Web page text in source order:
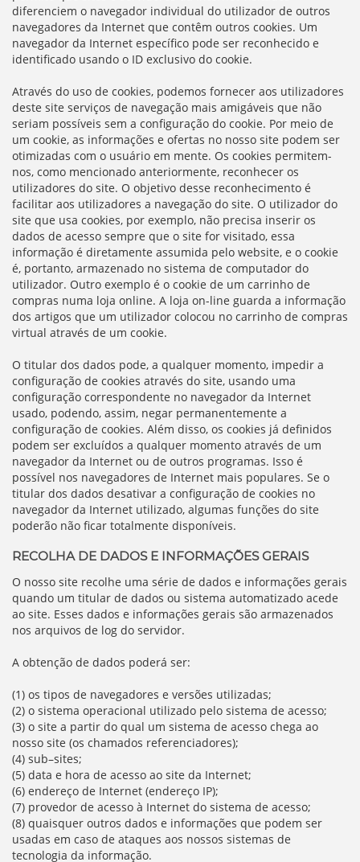
diferenciem o navegador individual do utilizador de outros
navegadores da Internet que contêm outros cookies. Um
navegador da Internet específico pode ser reconhecido e
identificado usando o ID exclusivo do cookie.
Através do uso de cookies, podemos fornecer aos utilizadores
deste site serviços de navegação mais amigáveis que não
seriam possíveis sem a configuração do cookie. Por meio de
um cookie, as informações e ofertas no nosso site podem ser
otimizadas com o usuário em mente. Os cookies permitem-
nos, como mencionado anteriormente, reconhecer os
utilizadores do site. O objetivo desse reconhecimento é
facilitar aos utilizadores a navegação do site. O utilizador do
site que usa cookies, por exemplo, não precisa inserir os
dados de acesso sempre que o site for visitado, essa
informação é diretamente assumida pelo website, e o cookie
é, portanto, armazenado no sistema de computador do
utilizador. Outro exemplo é o cookie de um carrinho de
compras numa loja online. A loja on-line guarda a informação
dos artigos que um utilizador colocou no carrinho de compras
virtual através de um cookie.
O titular dos dados pode, a qualquer momento, impedir a
configuração de cookies através do site, usando uma
configuração correspondente no navegador da Internet
usado, podendo, assim, negar permanentemente a
configuração de cookies. Além disso, os cookies já definidos
podem ser excluídos a qualquer momento através de um
navegador da Internet ou de outros programas. Isso é
possível nos navegadores de Internet mais populares. Se o
titular dos dados desativar a configuração de cookies no
navegador da Internet utilizado, algumas funções do site
poderão não ficar totalmente disponíveis.
RECOLHA DE DADOS E INFORMAÇÕES GERAIS
O nosso site recolhe uma série de dados e informações gerais
quando um titular de dados ou sistema automatizado acede
ao site. Esses dados e informações gerais são armazenados
nos arquivos de log do servidor.
A obtenção de dados poderá ser:
(1) os tipos de navegadores e versões utilizadas;
(2) o sistema operacional utilizado pelo sistema de acesso;
(3) o site a partir do qual um sistema de acesso chega ao
nosso site (os chamados referenciadores);
(4) sub–sites;
(5) data e hora de acesso ao site da Internet;
(6) endereço de Internet (endereço IP);
(7) provedor de acesso à Internet do sistema de acesso;
(8) quaisquer outros dados e informações que podem ser
usadas em caso de ataques aos nossos sistemas de
tecnologia da informação.